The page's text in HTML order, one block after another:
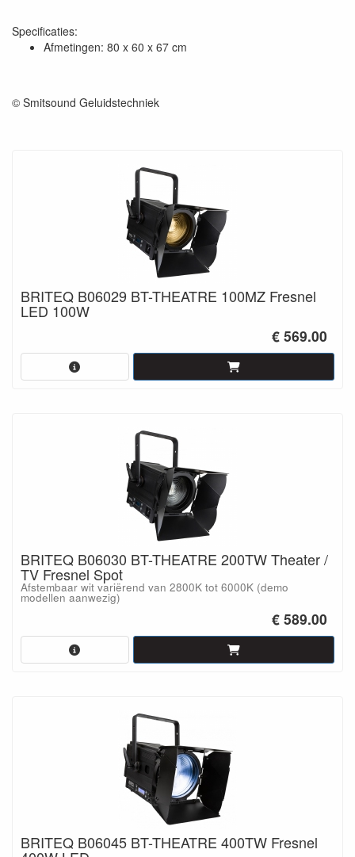
Specificaties:
Afmetingen: 80 x 60 x 67 cm
© Smitsound Geluidstechniek
BRITEQ B06029 BT-THEATRE 100MZ Fresnel
LED 100W
€ 569.00
BRITEQ B06030 BT-THEATRE 200TW Theater /
TV Fresnel Spot
Afstembaar wit variërend van 2800K tot 6000K (demo
modellen aanwezig)
€ 589.00
BRITEQ B06045 BT-THEATRE 400TW Fresnel